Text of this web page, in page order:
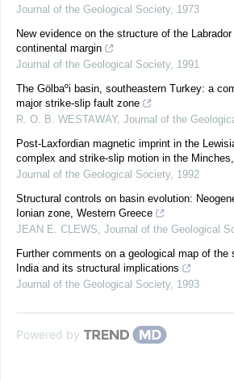
Journal of the Geological Society, 1973
New evidence on the structure of the
continental margin
Journal of the Geological Society, 1991
The Gölbaºi basin, southeastern Turkey: a
major strike-slip fault zone
R. O. B. WESTAWAY, Journal of the
Post-Laxfordian magnetic imprint in the
complex and strike-slip motion in the
Journal of the Geological Society, 1992
Structural controls on basin evolution:
Ionian zone, Western Greece
JEAN E. CLEWS, Journal of the Geological
Further comments on a geological map of the
India and its structural implications
Journal of the Geological Society, 1993
Powered by